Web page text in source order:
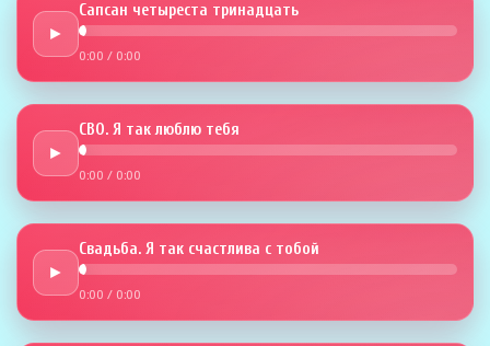
►
Сапсан четыреста тринадцать
0:00 / 0:00
►
СВО. Я так люблю тебя
0:00 / 0:00
►
Свадьба. Я так счастлива с тобой
0:00 / 0:00